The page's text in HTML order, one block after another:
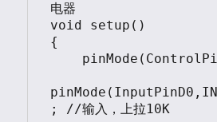
电器
void setup()
{
; //输入，上拉10K